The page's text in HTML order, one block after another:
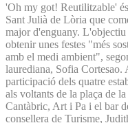
'Oh my got! Reutilitzable'
Sant Julià de Lòria que
major d'enguany. L'objectiu
obtenir unes festes "més
amb el medi ambient",
laurediana, Sofia Cortesao.
participació dels quatre
als voltants de la plaça de
Cantàbric, Art i Pa i el bar
consellera de Turisme,